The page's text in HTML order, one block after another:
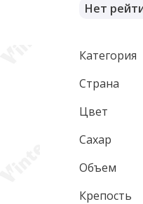
Нет
Категория
Страна
Цвет
Сахар
Объем
Крепость